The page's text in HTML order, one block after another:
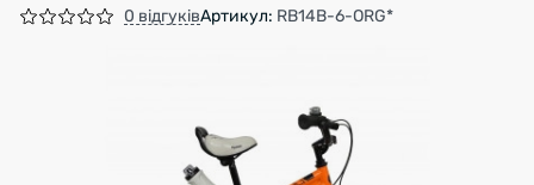
0 відгуківАртикул: RB14B-6-ORG*